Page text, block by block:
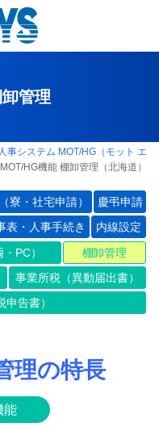
管理
人事システム MOT/HG（モット エ
HG機能 棚卸管理（北海道）
寮・社宅申請）
慶弔申請
表・人事手続き
内線設定
PC）
棚卸管理
事業所税（異動届出書）
告書）
理の特長
能